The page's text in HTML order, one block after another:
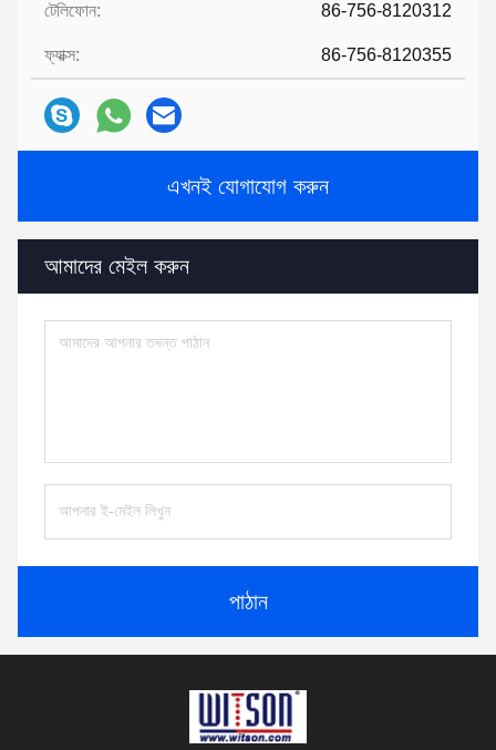
টেলিফোন: 86-756-8120312
ফ্যাক্স: 86-756-8120355
এখনই যোগাযোগ করুন
আমাদের মেইল ​​করুন
পাঠান